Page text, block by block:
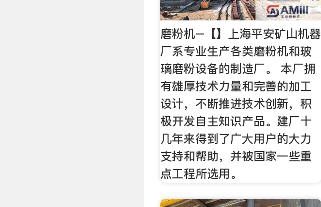
磨粉机–【】上海平安矿山机器
厂系专业生产各类磨粉机和玻
璃磨粉设备的制造厂。 本厂拥
有雄厚技术力量和完善的加工
设计，不断推进技术创新，积
极开发自主知识产品。建厂十
几年来得到了广大用户的大力
支持和帮助，并被国家一些重
点工程所选用。